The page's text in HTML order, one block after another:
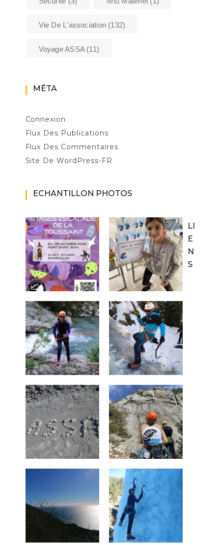
Vie De L'association (132)
Voyage ASSA(11)
MÉTA
Connexion
Flux Des Publications
Flux Des Commentaires
Site De WordPress-FR
ECHANTILLON PHOTOS
LI
E
N
S